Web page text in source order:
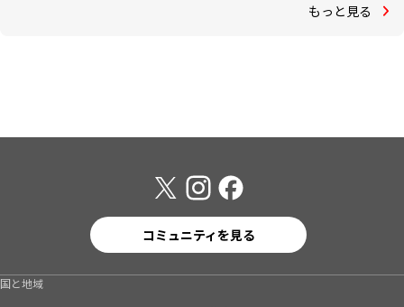
もっと見る
コミュニティを見る
国と地域